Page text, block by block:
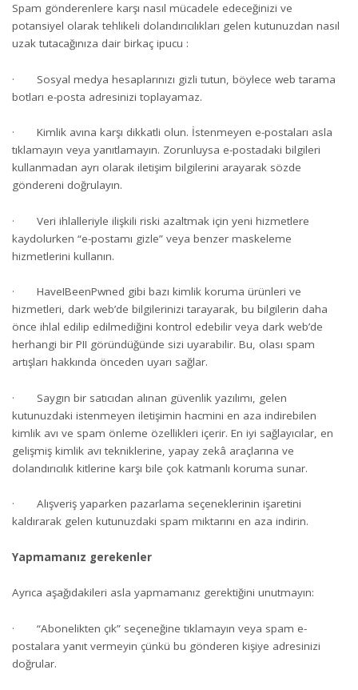
Spam gönderenlere karşı nasıl mücadele edeceğinizi ve
potansiyel olarak tehlikeli dolandırıcılıkları gelen kutunuzdan nasıl
uzak tutacağınıza dair birkaç ipucu :
· Sosyal medya hesaplarınızı gizli tutun, böylece web tarama
botları e-posta adresinizi toplayamaz.
· Kimlik avına karşı dikkatli olun. İstenmeyen e-postaları asla
tıklamayın veya yanıtlamayın. Zorunluysa e-postadaki bilgileri
kullanmadan ayrı olarak iletişim bilgilerini arayarak sözde
göndereni doğrulayın.
· Veri ihlalleriyle ilişkili riski azaltmak için yeni hizmetlere
kaydolurken “e-postamı gizle” veya benzer maskeleme
hizmetlerini kullanın.
· HaveIBeenPwned gibi bazı kimlik koruma ürünleri ve
hizmetleri, dark web’de bilgilerinizi tarayarak, bu bilgilerin daha
önce ihlal edilip edilmediğini kontrol edebilir veya dark web’de
herhangi bir PII göründüğünde sizi uyarabilir. Bu, olası spam
artışları hakkında önceden uyarı sağlar.
· Saygın bir satıcıdan alınan güvenlik yazılımı, gelen
kutunuzdaki istenmeyen iletişimin hacmini en aza indirebilen
kimlik avı ve spam önleme özellikleri içerir. En iyi sağlayıcılar, en
gelişmiş kimlik avı tekniklerine, yapay zekâ araçlarına ve
dolandırıcılık kitlerine karşı bile çok katmanlı koruma sunar.
· Alışveriş yaparken pazarlama seçeneklerinin işaretini
kaldırarak gelen kutunuzdaki spam miktarını en aza indirin.
Yapmamanız gerekenler
Ayrıca aşağıdakileri asla yapmamanız gerektiğini unutmayın:
· “Abonelikten çık” seçeneğine tıklamayın veya spam e-
postalara yanıt vermeyin çünkü bu gönderen kişiye adresinizi
doğrular.